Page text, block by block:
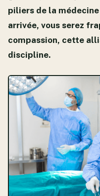
piliers de la
arrivée, vous serez
compassion, cette
discipline.